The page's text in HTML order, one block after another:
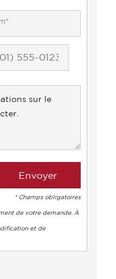
* Champs obligatoires
de votre demande. À
et de